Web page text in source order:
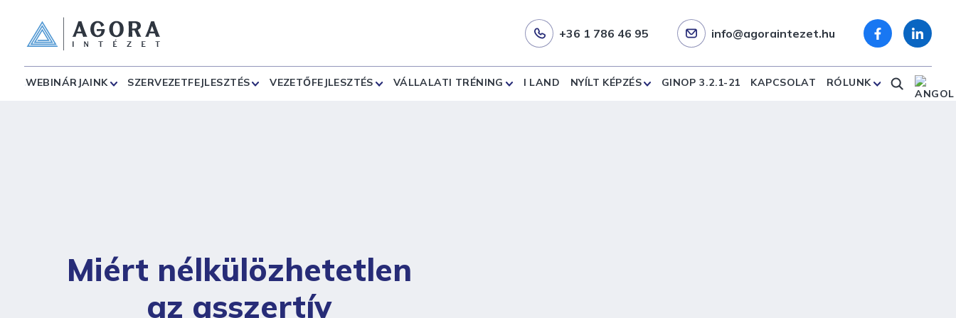
+36 1 786 46 95 info@agoraintezet.hu
WEBINÁRJAINK SZERVEZETFEJLESZTÉS VEZETŐFEJLESZTÉS VÁLLALATI TRÉNING I LAND NYÍLT KÉPZÉS GINOP 3.2.1-21 KAPCSOLAT RÓLUNK
Miért nélkülözhetetlen
az asszertív